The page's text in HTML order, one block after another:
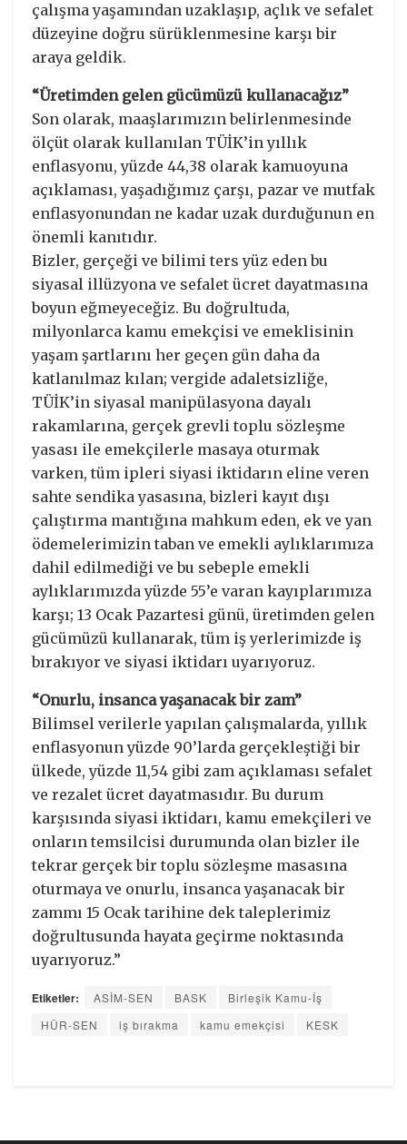
çalışma yaşamından uzaklaşıp, açlık ve sefalet
düzeyine doğru sürüklenmesine karşı bir
araya geldik.
“Üretimden gelen gücümüzü kullanacağız”
Son olarak, maaşlarımızın belirlenmesinde
ölçüt olarak kullanılan TÜİK’in yıllık
enflasyonu, yüzde 44,38 olarak kamuoyuna
açıklaması, yaşadığımız çarşı, pazar ve mutfak
enflasyonundan ne kadar uzak durduğunun en
önemli kanıtıdır.
Bizler, gerçeği ve bilimi ters yüz eden bu
siyasal illüzyona ve sefalet ücret dayatmasına
boyun eğmeyeceğiz. Bu doğrultuda,
milyonlarca kamu emekçisi ve emeklisinin
yaşam şartlarını her geçen gün daha da
katlanılmaz kılan; vergide adaletsizliğe,
TÜİK’in siyasal manipülasyona dayalı
rakamlarına, gerçek grevli toplu sözleşme
yasası ile emekçilerle masaya oturmak
varken, tüm ipleri siyasi iktidarın eline veren
sahte sendika yasasına, bizleri kayıt dışı
çalıştırma mantığına mahkum eden, ek ve yan
ödemelerimizin taban ve emekli aylıklarımıza
dahil edilmediği ve bu sebeple emekli
aylıklarımızda yüzde 55’e varan kayıplarımıza
karşı; 13 Ocak Pazartesi günü, üretimden gelen
gücümüzü kullanarak, tüm iş yerlerimizde iş
bırakıyor ve siyasi iktidarı uyarıyoruz.
“Onurlu, insanca yaşanacak bir zam”
Bilimsel verilerle yapılan çalışmalarda, yıllık
enflasyonun yüzde 90’larda gerçekleştiği bir
ülkede, yüzde 11,54 gibi zam açıklaması sefalet
ve rezalet ücret dayatmasıdır. Bu durum
karşısında siyasi iktidarı, kamu emekçileri ve
onların temsilcisi durumunda olan bizler ile
tekrar gerçek bir toplu sözleşme masasına
oturmaya ve onurlu, insanca yaşanacak bir
zammı 15 Ocak tarihine dek taleplerimiz
doğrultusunda hayata geçirme noktasında
uyarıyoruz.”
Etiketler: ASİM-SEN BASK
Birleşik Kamu-İş
HÜR-SEN
iş bırakma kamu emekçisi KESK